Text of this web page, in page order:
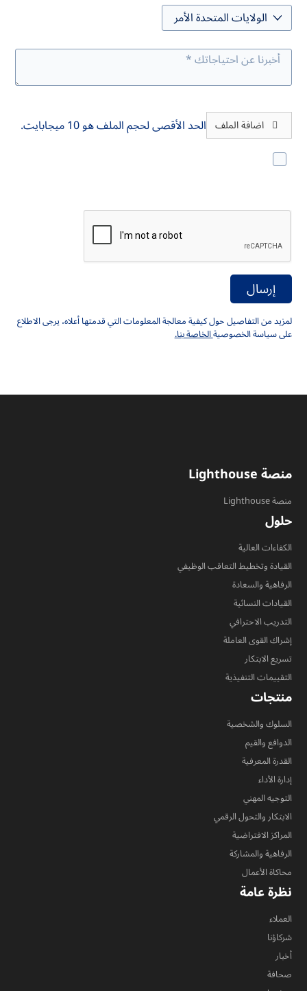
اضافة الملف الحد الأقصى لحجم الملف هو 10 ميجابايت.
أود أن أتلقى تحديثات حول القيادة الفكرية ورؤى الصناعة
لمزيد من التفاصيل حول كيفية معالجة المعلومات التي قدمتها أعلاه، يرجى الاطلاع
على سياسة الخصوصيةالخاصة بنا.
منصة Lighthouse
منصة Lighthouse
حلول
الكفاءات العالية
القيادة وتخطيط التعاقب الوظيفي
الرفاهية والسعادة
القيادات النسائية
التدريب الاحترافي
إشراك القوى العاملة
تسريع الابتكار
التقييمات التنفيذية
منتجات
السلوك والشخصية
الدوافع والقيم
القدرة المعرفية
إدارة الأداء
التوجيه المهني
الابتكار والتحول الرقمي
المراكز الافتراضية
الرفاهية والمشاركة
محاكاة الأعمال
نظرة عامة
العملاء
شركاؤنا
أخبار
صحافة